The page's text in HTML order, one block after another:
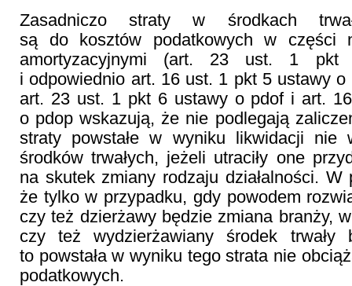
Zasadniczo straty w środkach
są do kosztów podatkowych w części
amortyzacyjnymi (art. 23 ust. 1
i odpowiednio art. 16 ust. 1 pkt 5 ustawy o
art. 23 ust. 1 pkt 6 ustawy o pdof i art.
o pdop wskazują, że nie podlegają
straty powstałe w wyniku likwidacji nie
środków trwałych, jeżeli utraciły one
na skutek zmiany rodzaju działalności.
że tylko w przypadku, gdy powodem
czy też dzierżawy będzie zmiana branży,
czy też wydzierżawiany środek trwały
to powstała w wyniku tego strata nie
podatkowych.